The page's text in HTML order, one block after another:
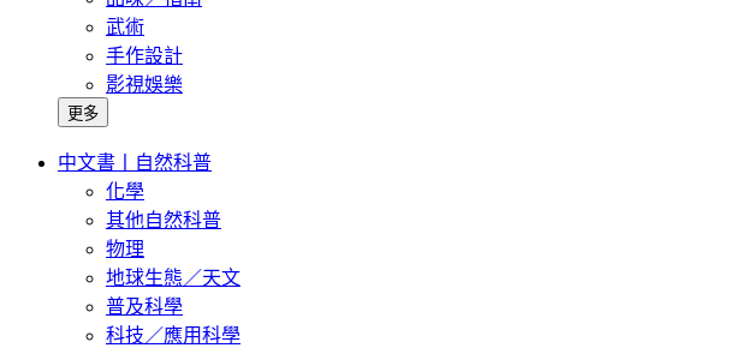
武術
手作設計
影視娛樂
更多
中文書丨自然科普
化學
其他自然科普
物理
地球生態／天文
普及科學
科技／應用科學